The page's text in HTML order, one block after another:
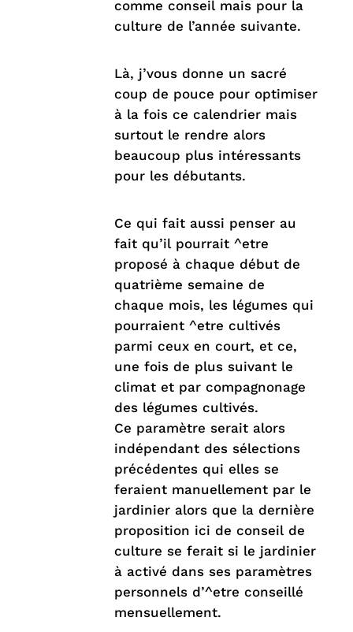
comme conseil mais pour la
culture de l’année suivante.
Là, j’vous donne un sacré
coup de pouce pour optimiser
à la fois ce calendrier mais
surtout le rendre alors
beaucoup plus intéressants
pour les débutants.
Ce qui fait aussi penser au
fait qu’il pourrait ^etre
proposé à chaque début de
quatrième semaine de
chaque mois, les légumes qui
pourraient ^etre cultivés
parmi ceux en court, et ce,
une fois de plus suivant le
climat et par compagnonage
des légumes cultivés.
Ce paramètre serait alors
indépendant des sélections
précédentes qui elles se
feraient manuellement par le
jardinier alors que la dernière
proposition ici de conseil de
culture se ferait si le jardinier
à activé dans ses paramètres
personnels d’^etre conseillé
mensuellement.